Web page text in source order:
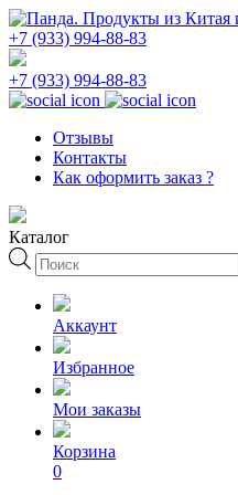
+7 (933) 994-88-83
+7 (933) 994-88-83
Отзывы
Контакты
Как оформить заказ ?
Каталог
Поиск
товаров
Аккаунт
Избранное
Мои заказы
Корзина
0